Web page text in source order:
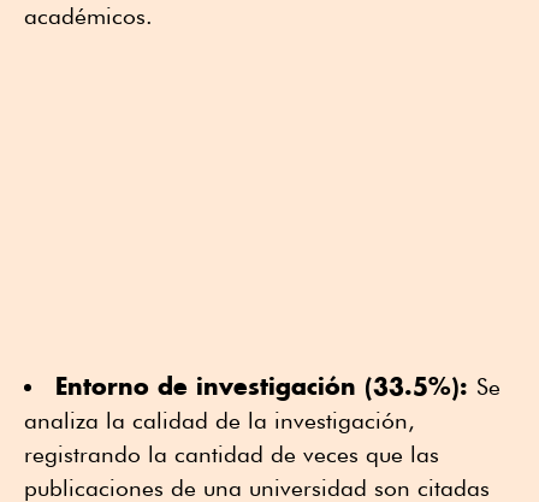
académicos.
Entorno de investigación (33.5%): Se
analiza la calidad de la investigación,
registrando la cantidad de veces que las
publicaciones de una universidad son citadas